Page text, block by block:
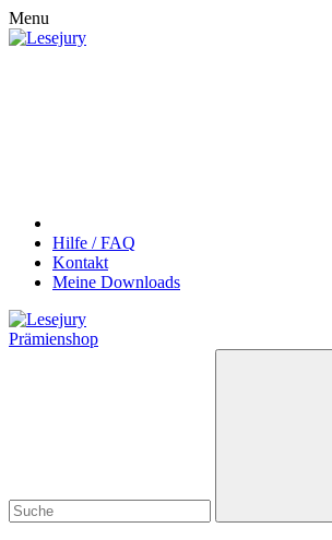
Menu
Hilfe / FAQ
Kontakt
Meine Downloads
Prämienshop